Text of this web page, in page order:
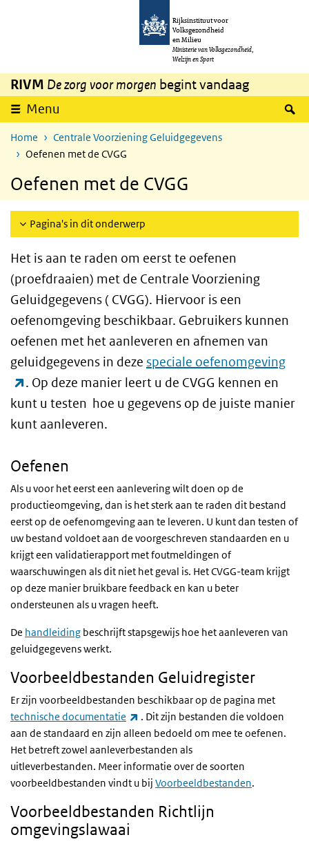
Overslaan en naar de inhoud gaan
Rijksinstituut voor
Volksgezondheid
en Milieu
Ministerie van Volksgezondheid,
Welzijn en Sport
RIVM De zorg voor morgen begint vandaag
Menu
Home
Centrale Voorziening Geluidgegevens
Oefenen met de CVGG
Oefenen met de CVGG
Pagina's in dit onderwerp
Het is aan te raden om eerst te oefenen
(proefdraaien) met de Centrale Voorziening
Geluidgegevens ( CVGG). Hiervoor is een
oefenomgeving beschikbaar. Gebruikers kunnen
oefenen met het aanleveren en afnemen van
geluidgegevens in deze speciale oefenomgeving
(externe link)
. Op deze manier leert u de CVGG kennen en
kunt u testen hoe u gegevens op de juiste manier
kunt aanleveren.
Oefenen
Als u voor het eerst een aanlevering wilt doen op de
productieomgeving, dan is het sterk aan te raden dit bestand
eerst op de oefenomgeving aan te leveren. U kunt dan testen of
uw bestand voldoet aan de voorgeschreven standaarden en u
krijgt een validatierapport met foutmeldingen of
waarschuwingen als dit niet het geval is. Het CVGG-team krijgt
op deze manier bruikbare feedback en kan u beter
ondersteunen als u vragen heeft.
De handleiding beschrijft stapsgewijs hoe het aanleveren van
geluidgegevens werkt.
Voorbeeldbestanden Geluidregister
Er zijn voorbeeldbestanden beschikbaar op de pagina met
technische documentatie
(externe link)
. Dit zijn bestanden die voldoen
aan de standaard en zijn alleen bedoeld om mee te oefenen.
Het betreft zowel aanleverbestanden als
uitleverbestanden. Meer informatie over de soorten
voorbeeldbestanden vindt u bij Voorbeeldbestanden.
Voorbeeldbestanden Richtlijn
omgevingslawaai